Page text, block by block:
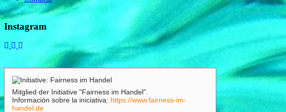
Instagram
Mitglied der Initiative "Fairness im Handel".
Información sobre la iniciativa: https://www.fairness-im-
handel.de